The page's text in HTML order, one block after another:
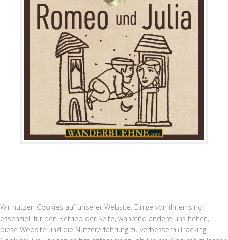
Wir nutzen Cookies auf unserer Website. Einige von ihnen sind
essenziell für den Betrieb der Seite, während andere uns helfen,
diese Website und die Nutzererfahrung zu verbessern (Tracking